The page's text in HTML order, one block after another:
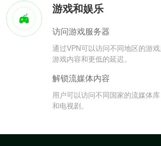
游戏和娱乐
访问游戏服务器
通过VPN可以访问不同地区的游
游戏内容和更低的延迟。
解锁流媒体内容
用户可以访问不同国家的流媒体
和电视剧。